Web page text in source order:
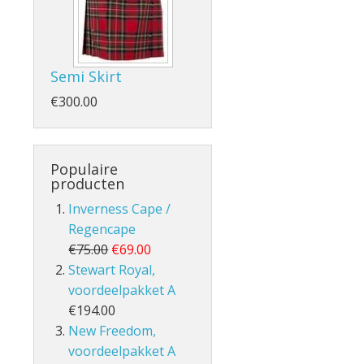
Semi Skirt
€300.00
Populaire
producten
Inverness Cape /
Regencape
€75.00 €69.00
Stewart Royal,
voordeelpakket A
€194.00
New Freedom,
voordeelpakket A